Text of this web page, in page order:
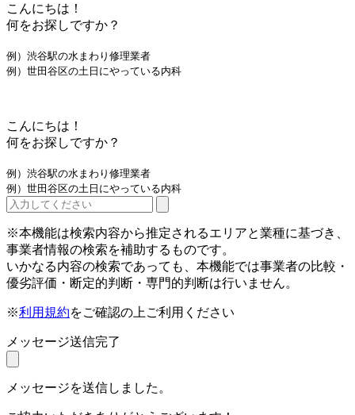
こんにちは！
何をお探しですか？
例）渋谷駅の水まわり修理業者
例）世田谷区の土日にやっている内科
こんにちは！
何をお探しですか？
例）渋谷駅の水まわり修理業者
例）世田谷区の土日にやっている内科
※本機能は検索内容から推定されるエリアと業種に基づき、
事業者情報の検索を補助するものです。
いかなる内容の検索であっても、本機能では事業者の比較・
優劣評価・断定的判断・専門的判断は行いません。
※利用規約をご確認の上ご利用ください
メッセージ送信完了
メッセージを送信しました。